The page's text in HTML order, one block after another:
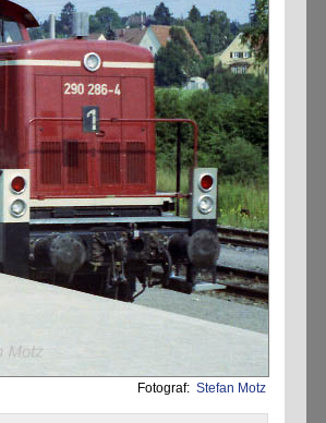
Fotograf: Stefan Motz